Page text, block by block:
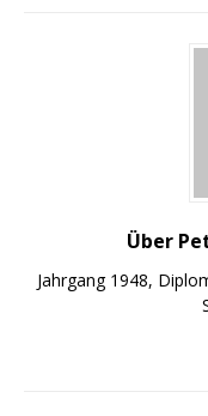
Über
Jahrgang 1948,